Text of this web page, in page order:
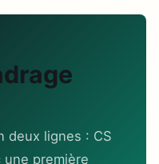
deux lignes : CS
une première